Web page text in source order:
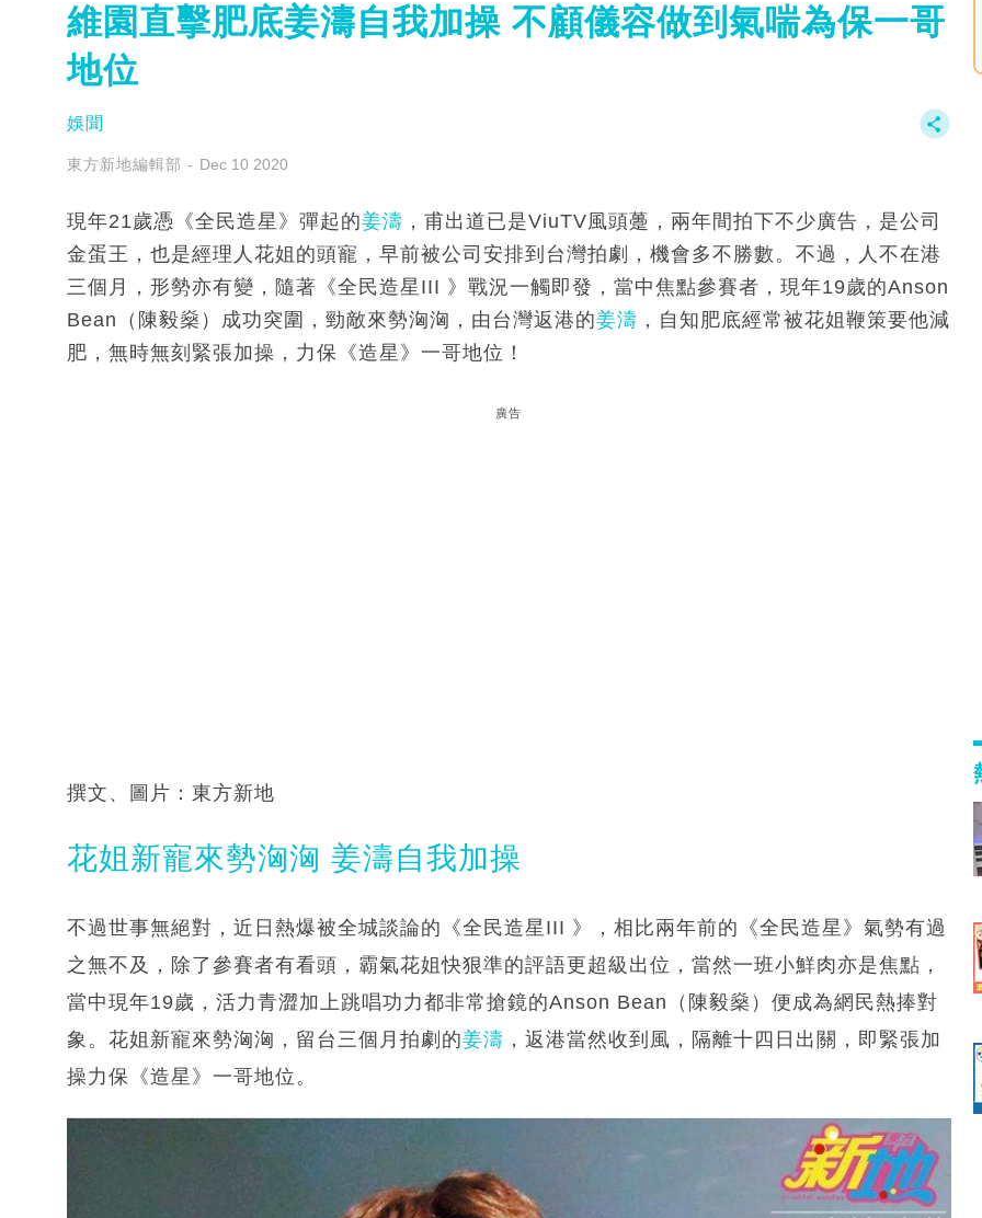
維園直擊肥底姜濤自我加操 不顧儀容做到氣喘為保一哥
地位
娛聞
東方新地編輯部 Dec 10 2020
現年21歲憑《全民造星》彈起的姜濤 ，甫出道已是ViuTV風頭躉，兩年間拍下不少廣告，是公司
金蛋王，也是經理人花姐的頭寵，早前被公司安排到台灣拍劇，機會多不勝數。不過，人不在港
三個月，形勢亦有變，隨著《全民造星III 》戰況一觸即發，當中焦點參賽者，現年19歲的Anson
Bean（陳毅燊）成功突圍，勁敵來勢洶洶，由台灣返港的姜濤 ，自知肥底經常被花姐鞭策要他減
肥，無時無刻緊張加操，力保《造星》一哥地位！
廣告
撰文、圖片：東方新地
花姐新寵來勢洶洶 姜濤自我加操
不過世事無絕對，近日熱爆被全城談論的《全民造星III 》，相比兩年前的《全民造星》氣勢有過
之無不及，除了參賽者有看頭，霸氣花姐快狠準的評語更超級出位，當然一班小鮮肉亦是焦點，
當中現年19歲，活力青澀加上跳唱功力都非常搶鏡的Anson Bean（陳毅燊）便成為網民熱捧對
象。花姐新寵來勢洶洶，留台三個月拍劇的姜濤 ，返港當然收到風，隔離十四日出關，即緊張加
操力保《造星》一哥地位。